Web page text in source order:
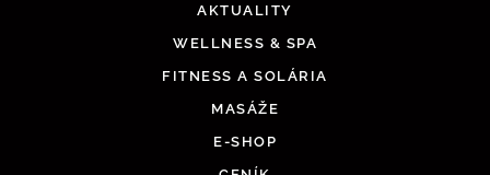
AKTUALITY
WELLNESS & SPA
FITNESS A SOLÁRIA
MASÁŽE
E-SHOP